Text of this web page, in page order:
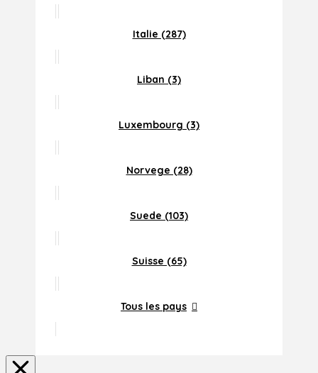
Italie (287)
Liban (3)
Luxembourg (3)
Norvege (28)
Suede (103)
Suisse (65)
Tous les pays